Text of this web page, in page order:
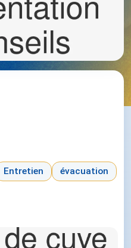
Entretien
évacuation